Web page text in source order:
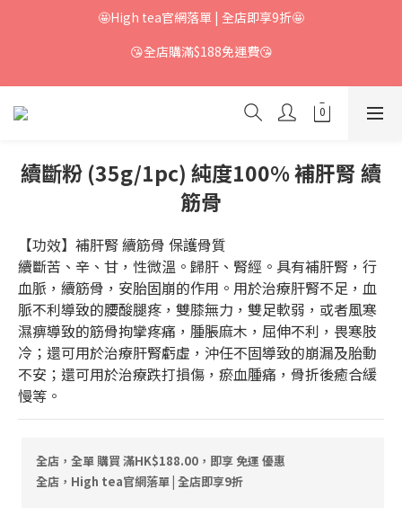
🤩High tea官網落單 | 全店即享9折🤩
😘全店購滿$188免運費😘
續斷粉 (35g/1pc) 純度100% 補肝腎 續
筋骨
【功效】補肝腎 續筋骨 保護骨質
續斷苦、辛、甘，性微溫。歸肝、腎經。具有補肝腎，行
血脈，續筋骨，安胎固崩的作用。用於治療肝腎不足，血
脈不利導致的腰酸腿疼，雙膝無力，雙足軟弱，或者風寒
濕痹導致的筋骨拘攣疼痛，腫脹麻木，屈伸不利，畏寒肢
冷；還可用於治療肝腎虧虛，沖任不固導致的崩漏及胎動
不安；還可用於治療跌打損傷，瘀血腫痛，骨折後癒合緩
慢等。
全店，全單 購買 滿HK$188.00，即享 免運 優惠
全店，High tea官網落單 | 全店即享9折